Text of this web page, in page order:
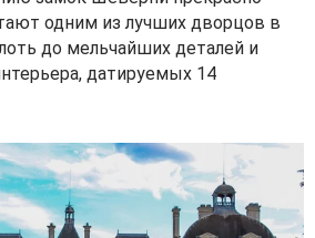
одним из лучших дворцов в
до мельчайших деталей и
датируемых 14